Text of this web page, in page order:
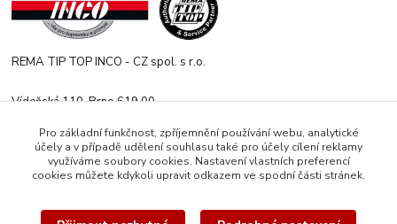
REMA TIP TOP INCO - CZ spol. s r.o.
Vídeňská 110, Brno 619 00
Po-Čt 8:00-16:00 h. Pa 8:00-13:30 h.
rematiptop@rematiptop.cz
Pro základní funkčnost, zpříjemnění používání webu, analytické
účely a v případě udělení souhlasu také pro účely cílení reklamy
využíváme soubory cookies. Nastavení vlastních preferencí
cookies můžete kdykoli upravit odkazem ve spodní části stránek.